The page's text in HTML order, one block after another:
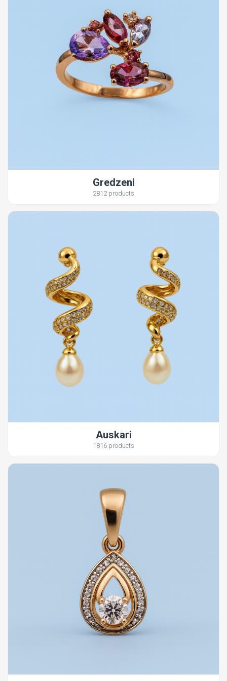
Gredzeni
2812 products
Auskari
1816 products